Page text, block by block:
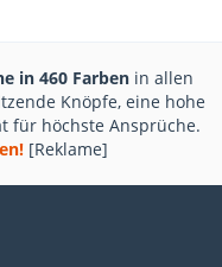
in 460 Farben in allen
Knöpfe, eine hohe
für höchste Ansprüche.
[Reklame]